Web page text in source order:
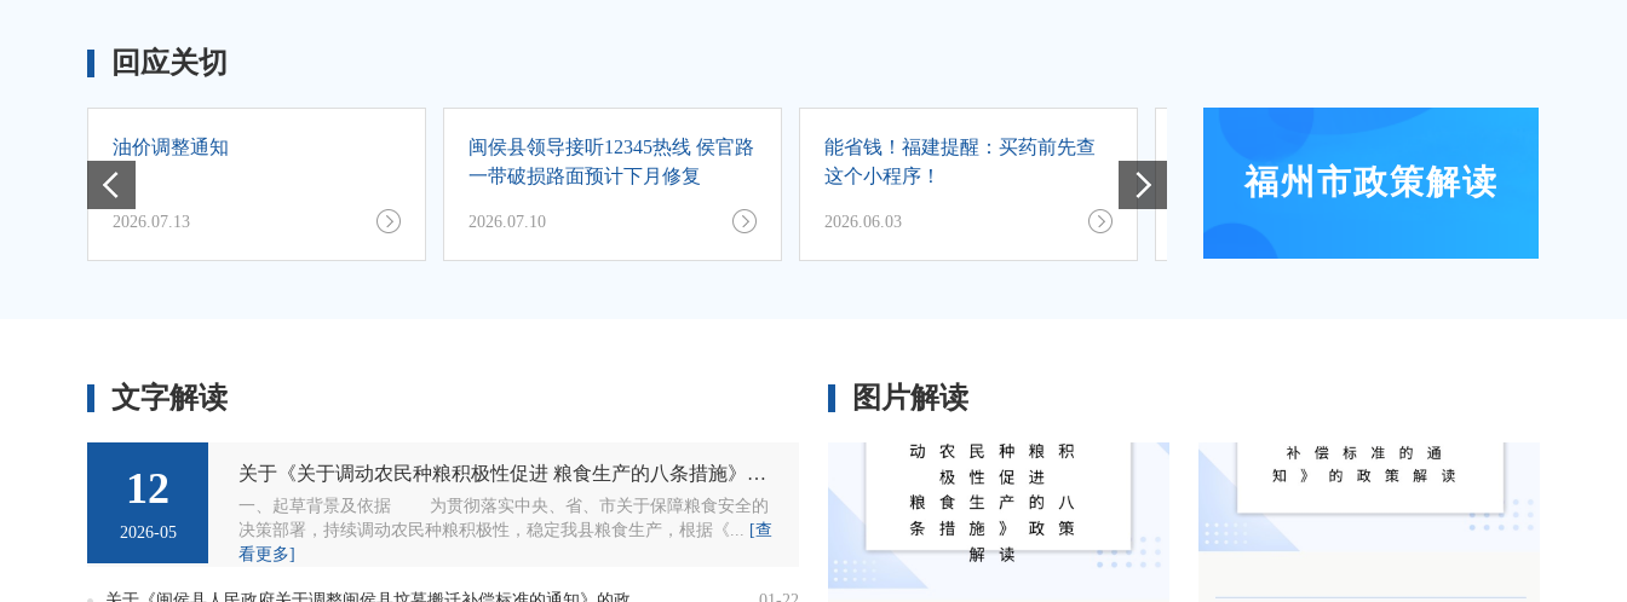
回应关切
油价调整通知
2026.07.13
闽侯县领导接听12345热线 侯官路
一带破损路面预计下月修复
2026.07.10
能省钱！福建提醒：买药前先查
这个小程序！
2026.06.03
福州市政策解读
文字解读
12
2026-05
关于《关于调动农民种粮积极性促进 粮食生产的八条措施》政策解读
一、起草背景及依据 为贯彻落实中央、省、市关于保障粮食安全的
决策部署，持续调动农民种粮积极性，稳定我县粮食生产，根据《... [查
看更多]
图片解读